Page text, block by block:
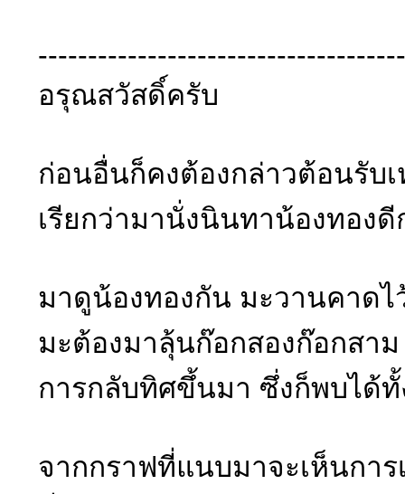
อรุณสวัสดิ์ครับ
ก่อนอื่นก็คงต้องกล่าวต้อนรับ
เรียกว่ามานั่งนินทาน้องทอง
มาดูน้องทองกัน มะวานคาดไ
มะต้องมาลุ้นก๊อกสองก๊อกสา
การกลับทิศขึ้นมา ซึ่งก็พบได้ทั้
จากกราฟที่แนบมาจะเห็นกา